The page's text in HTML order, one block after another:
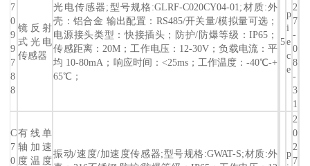
7
0
9
9
7
8
8
镜反射
式光电
传感器
光电传感器;型号规格:GLRF-C020CY04-01;材质:外
壳：铝合金 输出配置：RS485/开关量/模拟量可选；
电源接头类型：快接插头；防护/防爆等级：IP65；
传感距离：20M；工作电压：12-30V；负载电流：平
均 10-80mA；响应时间：<25ms；工作温度：-40℃-+
65℃；
5
p
i
e
c
e
2
7
-
0
8
-
3
1
C
7
0
有线单
轴加速
度温度
振动/速度/加速度传感器;型号规格:GWAT-S;材质:外
p
2
0
2
7